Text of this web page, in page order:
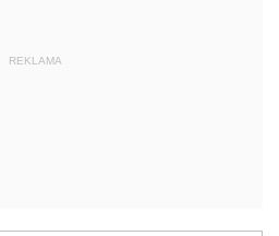
REKLAMA